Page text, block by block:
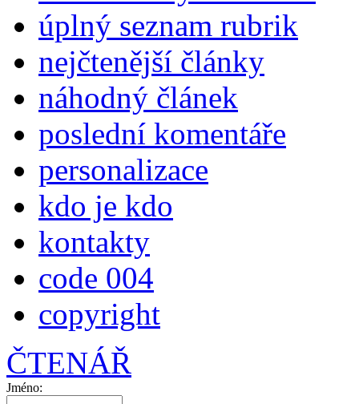
úplný seznam rubrik
nejčtenější články
náhodný článek
poslední komentáře
personalizace
kdo je kdo
kontakty
code 004
copyright
ČTENÁŘ
Jméno: